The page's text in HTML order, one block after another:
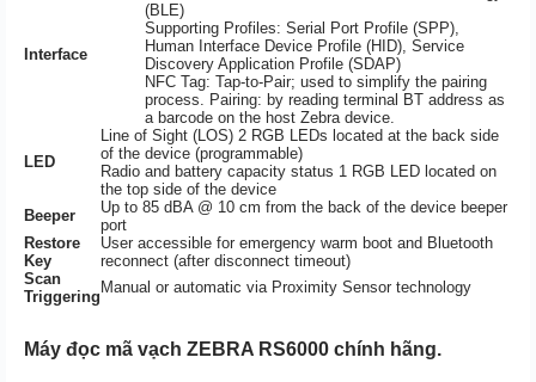
Interface
(BLE)
Supporting Profiles: Serial Port Profile (SPP),
Human Interface Device Profile (HID), Service
Discovery Application Profile (SDAP)
NFC Tag: Tap-to-Pair; used to simplify the pairing
process. Pairing: by reading terminal BT address as
a barcode on the host Zebra device.
LED
Line of Sight (LOS) 2 RGB LEDs located at the back side
of the device (programmable)
Radio and battery capacity status 1 RGB LED located on
the top side of the device
Beeper
Up to 85 dBA @ 10 cm from the back of the device beeper
port
Restore
Key
User accessible for emergency warm boot and Bluetooth
reconnect (after disconnect timeout)
Scan
Triggering
Manual or automatic via Proximity Sensor technology
Máy đọc mã vạch ZEBRA RS6000 chính hãng.